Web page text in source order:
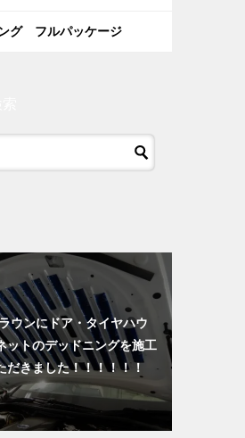
グ フルパッケージ
ウンにドア・タイヤハウ
ットのデッドニングを施工
だきました！！！！！！